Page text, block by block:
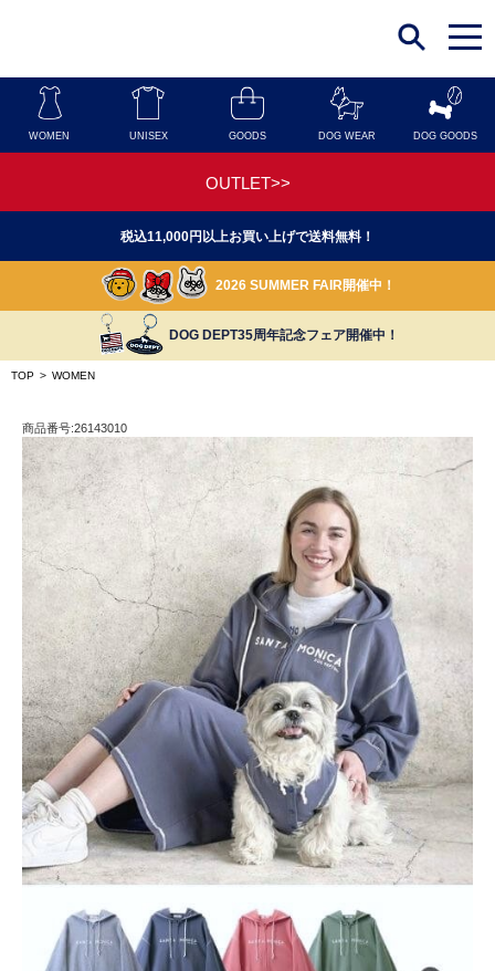
t
o
g
n
a
o
WOMEN UNISEX GOODS DOG WEAR DOG GOODS
OUTLET>>
税込11,000円以上お買い上げで送料無料！
2026 SUMMER FAIR開催中！
DOG DEPT35周年記念フェア開催中！
TOP > WOMEN
商品番号:26143010